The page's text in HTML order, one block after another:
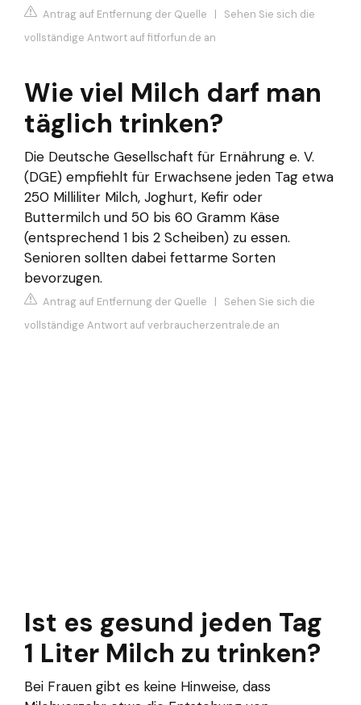
Antrag auf Entfernung der Quelle | Sehen Sie sich die
vollständige Antwort auf fitforfun.de an
Wie viel Milch darf man
täglich trinken?
Die Deutsche Gesellschaft für Ernährung e. V.
(DGE) empfiehlt für Erwachsene jeden Tag etwa
250 Milliliter Milch, Joghurt, Kefir oder
Buttermilch und 50 bis 60 Gramm Käse
(entsprechend 1 bis 2 Scheiben) zu essen.
Senioren sollten dabei fettarme Sorten
bevorzugen.
Antrag auf Entfernung der Quelle | Sehen Sie sich die
vollständige Antwort auf verbraucherzentrale.de an
Ist es gesund jeden Tag
1 Liter Milch zu trinken?
Bei Frauen gibt es keine Hinweise, dass